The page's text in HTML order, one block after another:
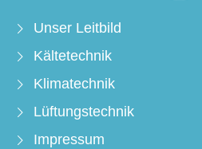
Unser Leitbild
Kältetechnik
Klimatechnik
Lüftungstechnik
Impressum